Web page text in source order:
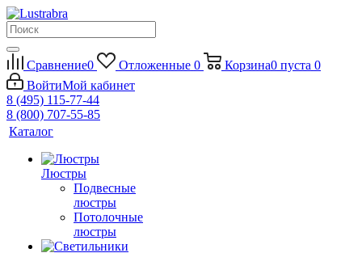
Сравнение0 Отложенные 0 Корзина0 пуста 0
ВойтиМой кабинет
8 (495) 115-77-44
8 (800) 707-55-85
Каталог
Люстры
Подвесные
люстры
Потолочные
люстры